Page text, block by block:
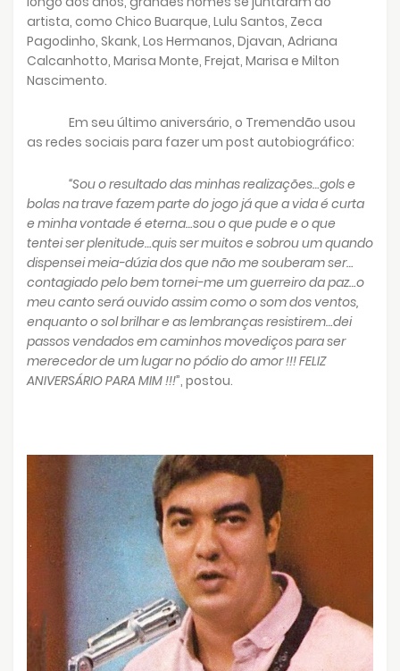
artista, como Chico Buarque, Lulu Santos, Zeca
Pagodinho, Skank, Los Hermanos, Djavan, Adriana
Calcanhotto, Marisa Monte, Frejat, Marisa e Milton
Nascimento.
Em seu último aniversário, o Tremendão usou
as redes sociais para fazer um post autobiográfico:
“Sou o resultado das minhas realizações…gols e
bolas na trave fazem parte do jogo já que a vida é curta
e minha vontade é eterna…sou o que pude e o que
tentei ser plenitude…quis ser muitos e sobrou um quando
dispensei meia-dúzia dos que não me souberam ser…
contagiado pelo bem tornei-me um guerreiro da paz…o
meu canto será ouvido assim como o som dos ventos,
enquanto o sol brilhar e as lembranças resistirem…dei
passos vendados em caminhos movediços para ser
merecedor de um lugar no pódio do amor !!! FELIZ
ANIVERSÁRIO PARA MIM !!!”, postou.